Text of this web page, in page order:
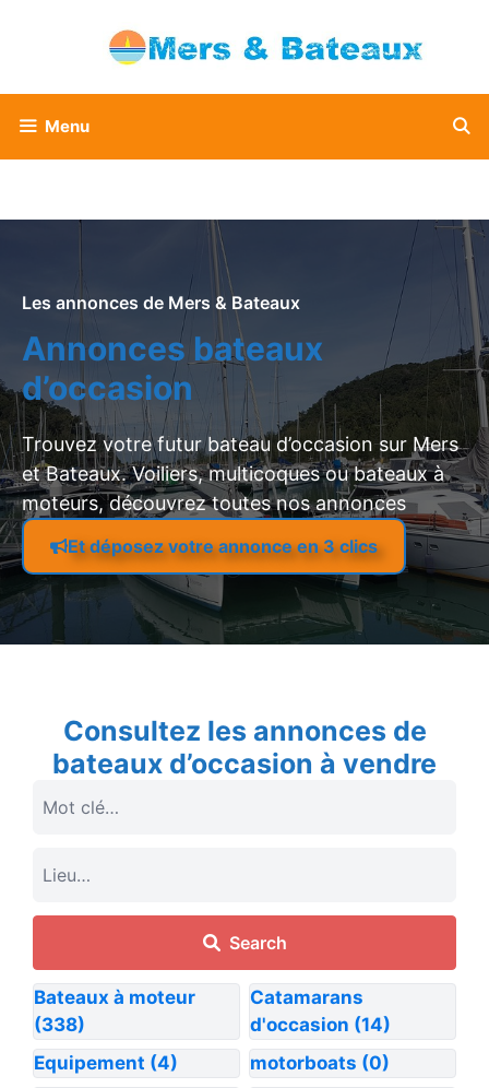
Menu
Les annonces de Mers & Bateaux
Annonces bateaux
d’occasion
Trouvez votre futur bateau d’occasion sur Mers
et Bateaux. Voiliers, multicoques ou bateaux à
moteurs, découvrez toutes nos annonces
Et déposez votre annonce en 3 clics
Consultez les annonces de
bateaux d’occasion à vendre
Search
Bateaux à moteur
(338)
Catamarans
d'occasion (14)
Equipement (4) motorboats (0)